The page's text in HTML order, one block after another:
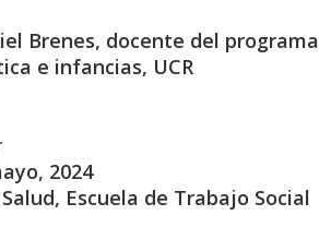
Brenes, docente del programa
e infancias, UCR
2024
Escuela de Trabajo Social